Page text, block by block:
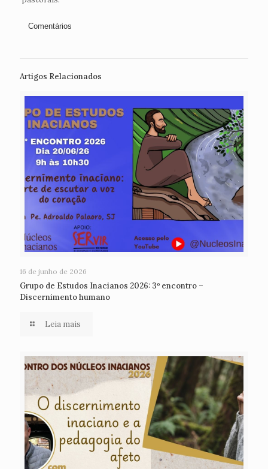
Comentários
Artigos Relacionados
16 de junho de 2026
Grupo de Estudos Inacianos 2026: 3º encontro –
Discernimento humano
Leia mais